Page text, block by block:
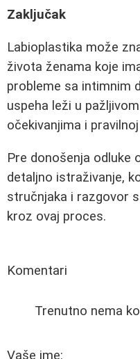
Zaključak
Labioplastika može
života ženama koje
probleme sa intimnim
uspeha leži u
očekivanjima i
Pre donošenja odluke
detaljno istraživanje,
stručnjaka i razgovor
kroz ovaj proces.
Komentari
Trenutno nema
Vaše ime: